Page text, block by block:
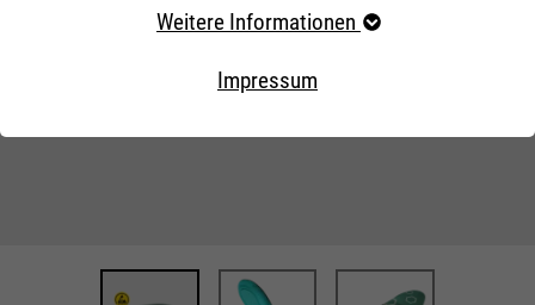
Erforderliche Cookies
der Webseite benötigt. Dadurch ist gewährleistet, dass
die Webseite einwandfrei funktioniert..
Weitere Informationen
Impressum